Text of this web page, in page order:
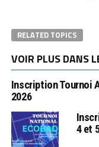
RELATED TOPICS
VOIR PLUS DANS
Inscription Tournoi
2026
4 et